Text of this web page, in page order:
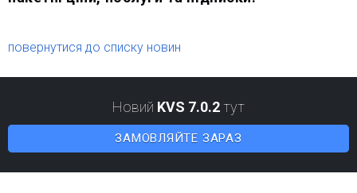
повернутися до списку новин
Новий KVS 7.0.2тут
ЗАМОВЛЯЙТЕ ЗАРАЗ